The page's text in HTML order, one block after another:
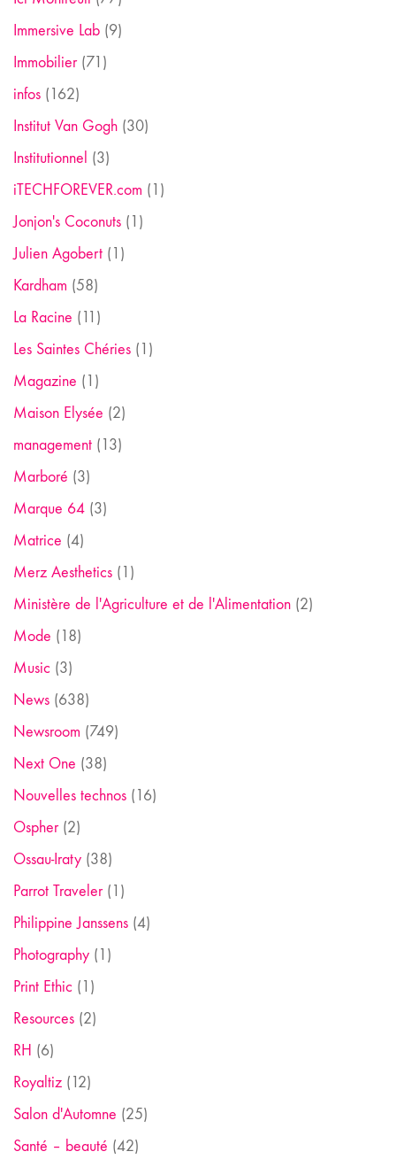
Immersive Lab (9)
Immobilier(71)
infos (162)
Institut Van Gogh (30)
Institutionnel (3)
iTECHFOREVER.com (1)
Jonjon's Coconuts (1)
Julien Agobert (1)
Kardham (58)
La Racine (11)
Les Saintes Chéries (1)
Magazine (1)
Maison Elysée (2)
management (13)
Marboré (3)
Marque 64 (3)
Matrice (4)
Merz Aesthetics (1)
Ministère de l'Agriculture et de l'Alimentation (2)
Mode (18)
Music (3)
News (638)
Newsroom (749)
Next One (38)
Nouvelles technos (16)
Ospher(2)
Ossau-Iraty (38)
Parrot Traveler(1)
Philippine Janssens (4)
Photography (1)
Print Ethic (1)
Resources (2)
RH (6)
Royaltiz (12)
Salon d'Automne (25)
Santé – beauté (42)